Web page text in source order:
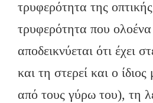
τρυφερότητα της
τρυφερότητα που
αποδεικνύεται ότι έχει
και τη στερεί και ο
από τους γύρω του), τη